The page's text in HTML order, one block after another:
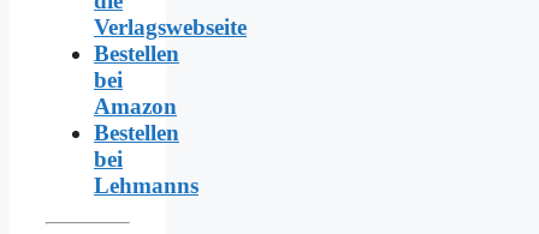
Verlagswebseite
Bestellen
bei
Amazon
Bestellen
bei
Lehmanns